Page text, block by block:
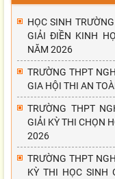
HỌC SINH
GIẢI ĐIỀN KINH
NĂM 2026
TRƯỜNG THPT
GIA HỘI THI AN
TRƯỜNG THPT
GIẢI KỲ THI CHỌN
2026
TRƯỜNG THPT
KỲ THI HỌC SINH GIỎI CẤP CỤM VÀ CUỘC THI AN TOÀN